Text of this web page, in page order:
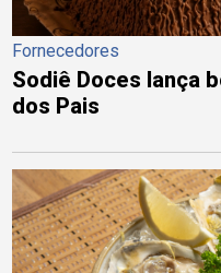
Fornecedores
Sodiê Doces lança
dos Pais